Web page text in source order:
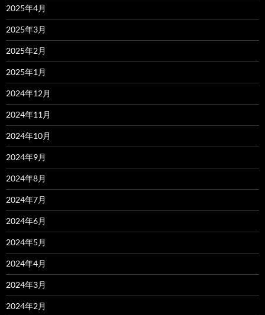
2025年4月
2025年3月
2025年2月
2025年1月
2024年12月
2024年11月
2024年10月
2024年9月
2024年8月
2024年7月
2024年6月
2024年5月
2024年4月
2024年3月
2024年2月